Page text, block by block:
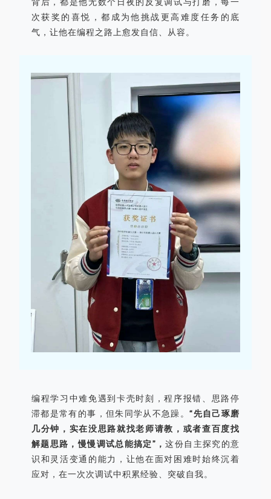
次获奖的喜悦，都成为他挑战更高难度任务的底
气，让他在编程之路上愈发自信、从容。
编程学习中难免遇到卡壳时刻，程序报错、思路停
滞都是常有的事，但朱同学从不急躁。“先自己琢磨
几分钟，实在没思路就找老师请教，或者查百度找
解题思路，慢慢调试总能搞定”，这份自主探究的意
识和灵活变通的能力，让他在面对困难时始终沉着
应对，在一次次调试中积累经验、突破自我。